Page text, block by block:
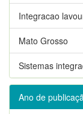
Integracao
Mato Grosso
Sistemas
Ano de